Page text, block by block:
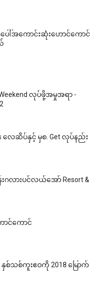
ါ်အကောင်းဆုံးဟောင်ကောင်
လုပ်ဖို့အမှုအရာ -
လေဆိပ်နှင့် မှစ. Get လုပ်နည်း
လားပင်လယ်အော် Resort &
ာင်ကောင်
နှစ်သစ်ကူးဧဝကို 2018 မြောက်